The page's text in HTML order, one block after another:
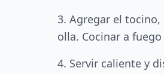
3. Agregar el
olla. Cocinar a
4. Servir caliente y